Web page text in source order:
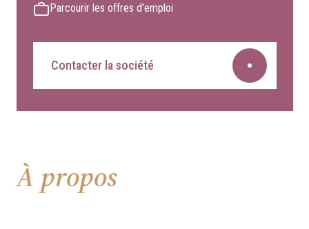
Parcourir les offres d'emploi
Contacter la société
À propos